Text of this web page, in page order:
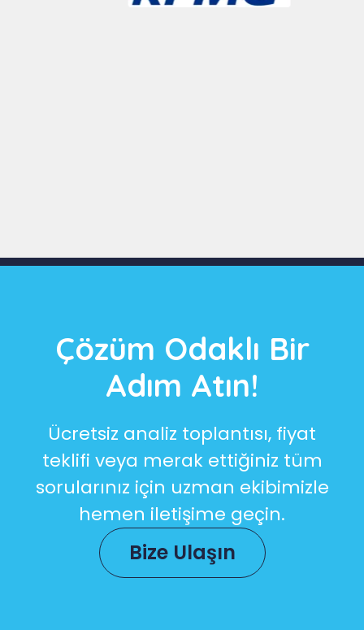
Çözüm Odaklı Bir
Adım Atın!
Ücretsiz analiz toplantısı, fiyat
teklifi veya merak ettiğiniz tüm
sorularınız için uzman ekibimizle
hemen iletişime geçin.
Bize Ulaşın